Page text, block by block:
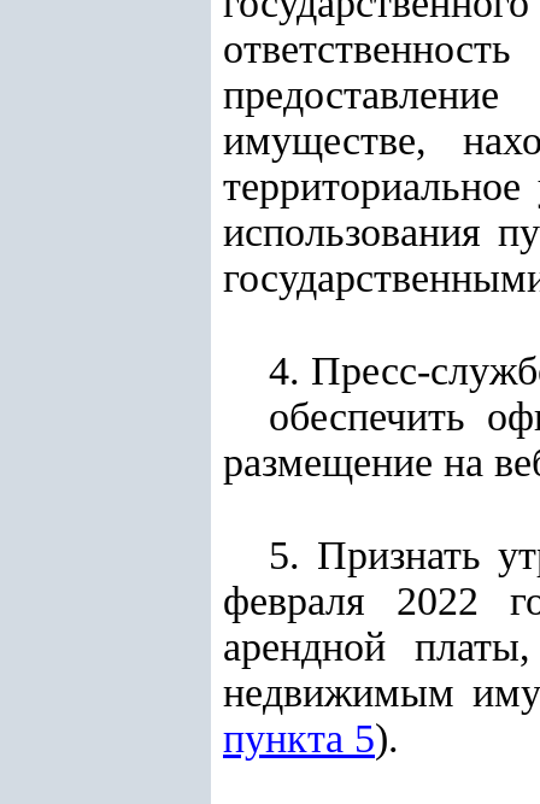
имуществе,
использования
4. Пресс-
обеспечить
размещение на
5. Признать
февраля 2022
арендной
недвижимым
пункта 5).